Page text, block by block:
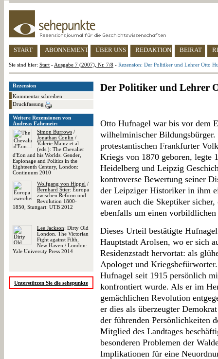
START ABONNEMENT ÜBER UNS REDAKTION BEIRAT
Sie sind hier: Start - Ausgabe 7 (2007), Nr. 7/8 - Rezension: Der Politiker und Lehrer Otto
Rezension
Kommentar schreiben
Druckfassung
Weitere Rezensionen von
Andreas Fahrmeir:
Simon Burrows /
Jonathan Conlin /
Valerie Mainz et al.
(eds.): The Chevalier
d'Eon and his Worlds. Gender,
Espionage and Politics in the
Eighteenth Century, London:
Continuum 2010
Wolfgang von Hippel /
Bernhard Stier: Europa
zwischen Reform und
Revolution 1800-
1850, Stuttgart: UTB 2012
Lee Jackson: Dirty Old
London. The Victorian
Fight against Filth,
New Haven / London:
Yale University Press 2014
Unterstützen Sie die sehepunkte
Der Politiker und Lehrer
Otto Hufnagel war bis vor dem
wilhelminischer Bildungsbürger.
protestantischen Frankfurter
Kriegs von 1870 geboren, legte
Heidelberg und Leipzig
kontroverse Bewertung seiner
der Leipziger Historiker in ihm
waren auch die Skeptiker
ebenfalls um einen
Dieses Urteil bestätigte
Hauptstadt Arolsen, wo er sich
Residenzstadt hervortat: als
Apologet und
Hufnagel seit 1915 persönlich
konfrontiert wurde. Als er im
gemächlichen Revolution
er dies als überzeugter
der führenden Persönlichkeiten
Mitglied des Landtages
besonderen Problemen der
Implikationen für eine